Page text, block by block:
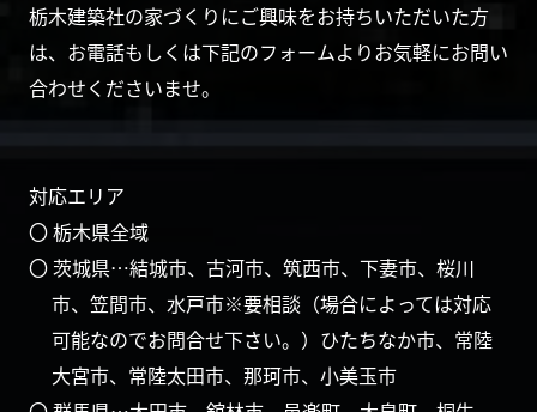
栃木建築社の家づくりにご興味をお持ちいただいた方
は、お電話もしくは下記のフォームよりお気軽にお問い
合わせくださいませ。
対応エリア
〇 栃木県全域
〇 茨城県…結城市、古河市、筑西市、下妻市、桜川
市、笠間市、水戸市※要相談（場合によっては対応
可能なのでお問合せ下さい。）ひたちなか市、常陸
大宮市、常陸太田市、那珂市、小美玉市